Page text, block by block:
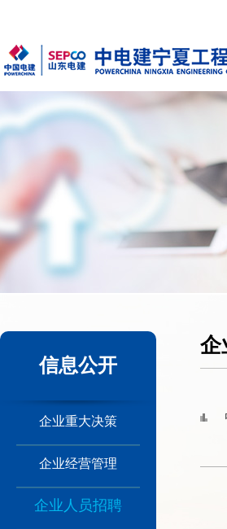
信息公开
企业重大决策
企业经营管理
企业人员招聘
企